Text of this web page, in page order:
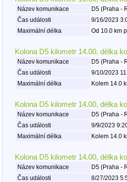
Název komunikace
D5 (Praha -
Čas události
9/16/2023
Maximální délka
Od 10.0 km
Kolona D5 kilometr 14.00, délka
Název komunikace
D5 (Praha -
Čas události
9/10/2023
Maximální délka
Kolem 14.0
Kolona D5 kilometr 14.00, délka
Název komunikace
D5 (Praha -
Čas události
9/9/2023
Maximální délka
Kolem 14.0
Kolona D5 kilometr 14.00, délka
Název komunikace
D5 (Praha -
Čas události
8/27/2023